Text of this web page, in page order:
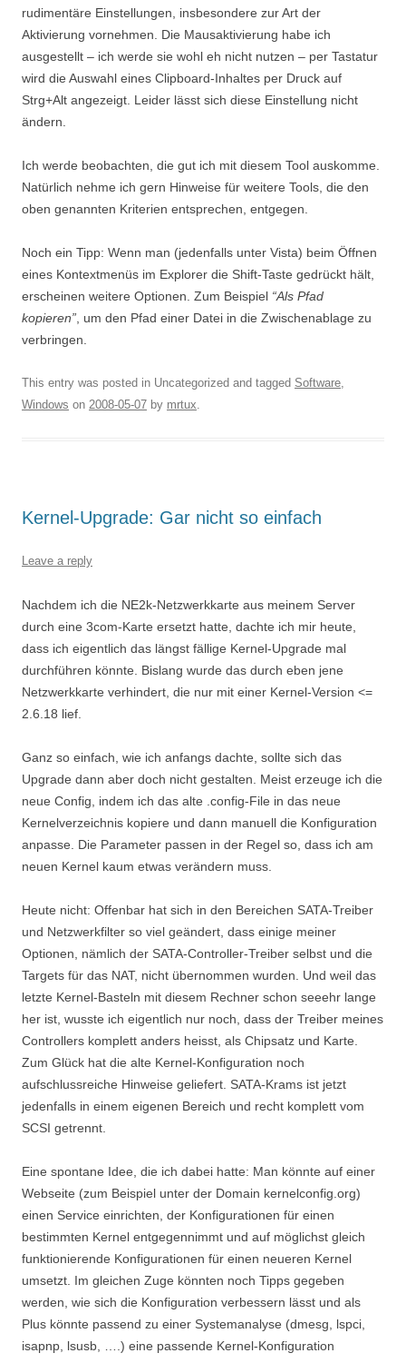
rudimentäre Einstellungen, insbesondere zur Art der
Aktivierung vornehmen. Die Mausaktivierung habe ich
ausgestellt – ich werde sie wohl eh nicht nutzen – per Tastatur
wird die Auswahl eines Clipboard-Inhaltes per Druck auf
Strg+Alt angezeigt. Leider lässt sich diese Einstellung nicht
ändern.
Ich werde beobachten, die gut ich mit diesem Tool auskomme.
Natürlich nehme ich gern Hinweise für weitere Tools, die den
oben genannten Kriterien entsprechen, entgegen.
Noch ein Tipp: Wenn man (jedenfalls unter Vista) beim Öffnen
eines Kontextmenüs im Explorer die Shift-Taste gedrückt hält,
erscheinen weitere Optionen. Zum Beispiel “Als Pfad
kopieren” , um den Pfad einer Datei in die Zwischenablage zu
verbringen.
This entry was posted in Uncategorized and tagged Software,
Windows on 2008-05-07 by mrtux.
Kernel-Upgrade: Gar nicht so einfach
Leave a reply
Nachdem ich die NE2k-Netzwerkkarte aus meinem Server
durch eine 3com-Karte ersetzt hatte, dachte ich mir heute,
dass ich eigentlich das längst fällige Kernel-Upgrade mal
durchführen könnte. Bislang wurde das durch eben jene
Netzwerkkarte verhindert, die nur mit einer Kernel-Version <=
2.6.18 lief.
Ganz so einfach, wie ich anfangs dachte, sollte sich das
Upgrade dann aber doch nicht gestalten. Meist erzeuge ich die
neue Config, indem ich das alte .config-File in das neue
Kernelverzeichnis kopiere und dann manuell die Konfiguration
anpasse. Die Parameter passen in der Regel so, dass ich am
neuen Kernel kaum etwas verändern muss.
Heute nicht: Offenbar hat sich in den Bereichen SATA-Treiber
und Netzwerkfilter so viel geändert, dass einige meiner
Optionen, nämlich der SATA-Controller-Treiber selbst und die
Targets für das NAT, nicht übernommen wurden. Und weil das
letzte Kernel-Basteln mit diesem Rechner schon seeehr lange
her ist, wusste ich eigentlich nur noch, dass der Treiber meines
Controllers komplett anders heisst, als Chipsatz und Karte.
Zum Glück hat die alte Kernel-Konfiguration noch
aufschlussreiche Hinweise geliefert. SATA-Krams ist jetzt
jedenfalls in einem eigenen Bereich und recht komplett vom
SCSI getrennt.
Eine spontane Idee, die ich dabei hatte: Man könnte auf einer
Webseite (zum Beispiel unter der Domain kernelconfig.org)
einen Service einrichten, der Konfigurationen für einen
bestimmten Kernel entgegennimmt und auf möglichst gleich
funktionierende Konfigurationen für einen neueren Kernel
umsetzt. Im gleichen Zuge könnten noch Tipps gegeben
werden, wie sich die Konfiguration verbessern lässt und als
Plus könnte passend zu einer Systemanalyse (dmesg, lspci,
isapnp, lsusb, ….) eine passende Kernel-Konfiguration